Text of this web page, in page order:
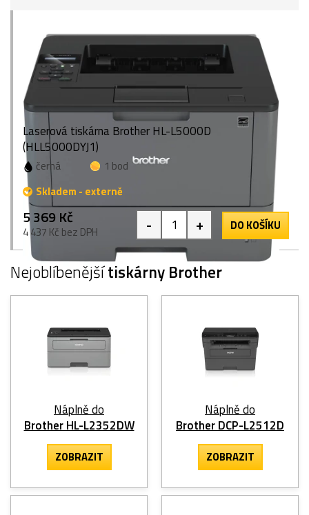
Laserová tiskárna Brother HL-L5000D
(HLL5000DYJ1)
černá
1 bod
Skladem - externě
5 369 Kč
4 437 Kč bez DPH - + DO KOŠÍKU
Nejoblíbenějšítiskárny Brother
Náplně do
Brother HL-L2352DW
ZOBRAZIT
Náplně do
Brother DCP-L2512D
ZOBRAZIT